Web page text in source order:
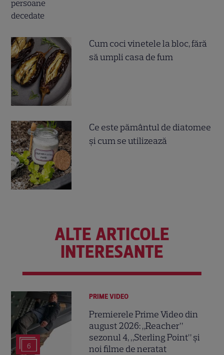
Cum coci vinetele la bloc, fără
să umpli casa de fum
Ce este pământul de diatomee
și cum se utilizează
ALTE ARTICOLE
INTERESANTE
6
PRIME VIDEO
Premierele Prime Video din
august 2026: „Reacher”
sezonul 4, „Sterling Point” și
noi filme de neratat